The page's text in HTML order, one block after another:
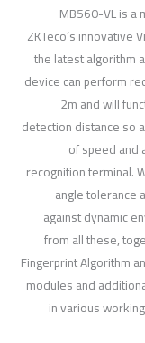
MB560-VL is a
ZKTeco’s innovative
the latest algorithm
device can perform
2m and will
detection distance so
of speed and
recognition terminal.
angle tolerance
against dynamic
from all these,
Fingerprint Algorithm
modules and
in various